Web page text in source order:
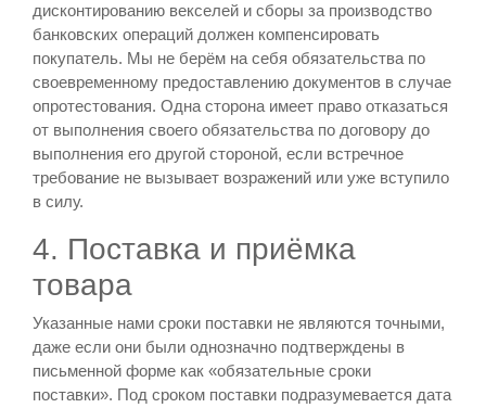
дисконтированию векселей и сборы за производство
банковских операций должен компенсировать
покупатель. Мы не берём на себя обязательства по
своевременному предоставлению документов в случае
опротестования. Одна сторона имеет право отказаться
от выполнения своего обязательства по договору до
выполнения его другой стороной, если встречное
требование не вызывает возражений или уже вступило
в силу.
4. Поставка и приёмка
товара
Указанные нами сроки поставки не являются точными,
даже если они были однозначно подтверждены в
письменной форме как «обязательные сроки
поставки». Под сроком поставки подразумевается дата